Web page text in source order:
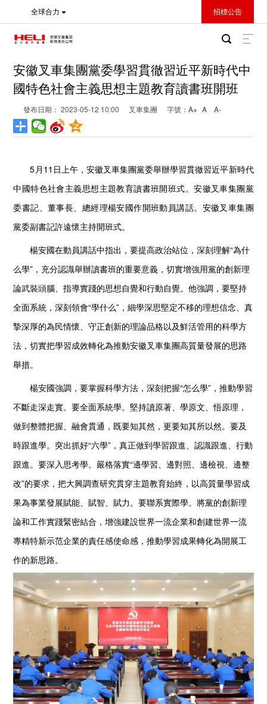
全球合力 招標公告
安徽叉車集團黨委學習貫徹習近平新時代中
國特色社會主義思想主題教育讀書班開班
發布日期： 2023-05-12 10:00 叉車集團 字號： A+ A A-
5月11日上午，安徽叉車集團黨委舉辦學習貫徹習近平新時代
中國特色社會主義思想主題教育讀書班開班式。安徽叉車集團黨
委書記、董事長、總經理楊安國作開班動員講話。安徽叉車集團
黨委副書記許遠懷主持開班式。
楊安國在動員講話中指出，要提高政治站位，深刻理解“為什
么學”，充分認識舉辦讀書班的重要意義，切實增強用黨的創新理
論武裝頭腦、指導實踐的思想自覺和行動自覺。他強調，要堅持
全面系統，深刻領會“學什么”，細學深思堅定不移的理想信念、真
摯深厚的為民情懷、守正創新的理論品格以及鮮活管用的科學方
法，切實把學習成效轉化為推動安徽叉車集團高質量發展的思路
舉措。
楊安國強調，要掌握科學方法，深刻把握“怎么學”，推動學習
不斷走深走實。要全面系統學。堅持讀原著、學原文、悟原理，
做到整體把握、融會貫通，既要知其然，更要知其所以然。要及
時跟進學。突出抓好“六學”，真正做到學習跟進、認識跟進、行動
跟進。要深入思考學。嚴格落實“邊學習、邊對照、邊檢視、邊整
改”的要求，把大興調查研究貫穿主題教育始終，以高質量學習成
果為事業發展賦能、賦智、賦力。要聯系實際學。將黨的創新理
論和工作實踐緊密結合，增強建設世界一流企業和創建世界一流
專精特新示范企業的責任感使命感，推動學習成果轉化為開展工
作的新思路。